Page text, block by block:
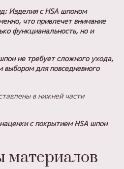
Изделия с HSA шпоном
что привлечет внимание
функцианальность, но и
не требует сложного ухода,
для повседневного
в нижней части
с покрытиемHSA шпон
материалов